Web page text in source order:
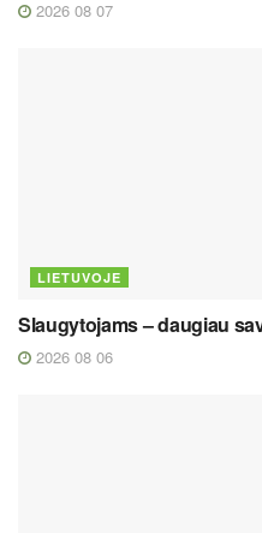
2026 08 07
LIETUVOJE
Slaugytojams – daugiau
2026 08 06